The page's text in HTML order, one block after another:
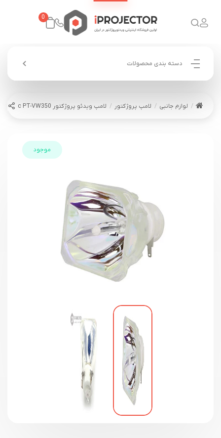
0
دسته بندی محصولات
لوازم جانبی لامپ پروژکتور لامپ ویدئو پروژکتور Panasonic PT-VW350
موجود